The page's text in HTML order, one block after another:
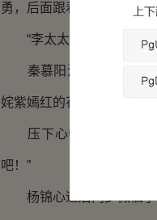
勇，后面跟着的几人无声地
“李太太说的贵客，就是
秦慕阳浅笑着，走近来
姹紫嫣红的花圃衬着她绝
压下心中那一缕悸动，
吧！”
杨锦心退后两步微低了